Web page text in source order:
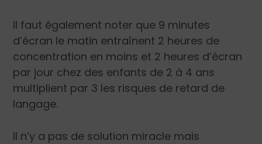
Il faut également noter que 9 minutes
d’écran le matin entraînent 2 heures de
concentration en moins et 2 heures d’écran
par jour chez des enfants de 2 à 4 ans
multiplient par 3 les risques de retard de
langage.
Il n’y a pas de solution miracle mais